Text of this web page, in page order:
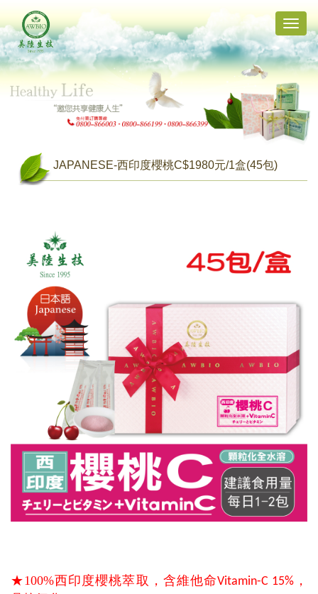
Toggle
JAPANESE-西印度櫻桃C$1980元/1盒(45包)
★100%西印度櫻桃萃取， 含維他命Vitamin-C 15%，